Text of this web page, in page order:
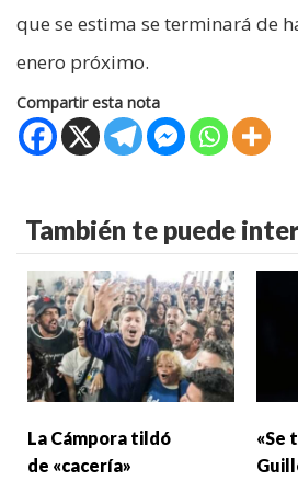
que se estima se terminará de
enero próximo.
Compartir esta nota
También te puede
La Cámpora tildó
de «cacería»
«Se